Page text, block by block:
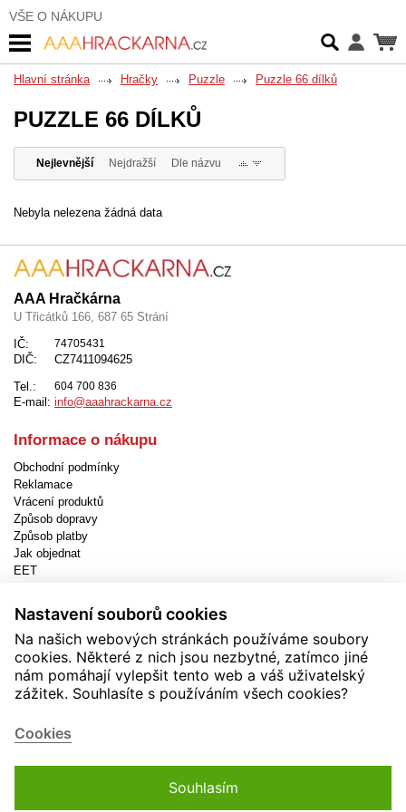
VŠE O NÁKUPU
Hlavní stránka Hračky Puzzle Puzzle 66 dílků
PUZZLE 66 DÍLKŮ
Nejlevnější Nejdražší Dle názvu
Nebyla nelezena žádná data
AAA Hračkárna
U Třicátků 166, 687 65 Strání
IČ:
74705431
DIČ:
CZ7411094625
Tel.:
604 700 836
E-mail: info@aaahrackarna.cz
Informace o nákupu
Obchodní podmínky
Reklamace
Vrácení produktů
Způsob dopravy
Způsob platby
Jak objednat
EET
Užitečné informace
Novinky
Akční produkty
Kontakty
Zásady používání cookies
Nastavení souborů cookies
Na našich webových stránkách používáme soubory
cookies. Některé z nich jsou nezbytné, zatímco jiné
nám pomáhají vylepšit tento web a váš uživatelský
zážitek. Souhlasíte s používáním všech cookies?
Cookies
Souhlasím